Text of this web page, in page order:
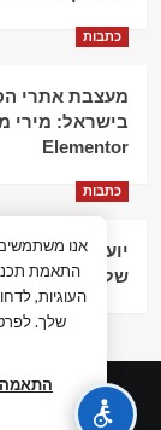
כתבות
מעצבת אתרי
Elementor
כתבות
יועץ עסקי
של העסק
© כל הזכויות
התאמת
העוגיות,
שלך.
התאמה